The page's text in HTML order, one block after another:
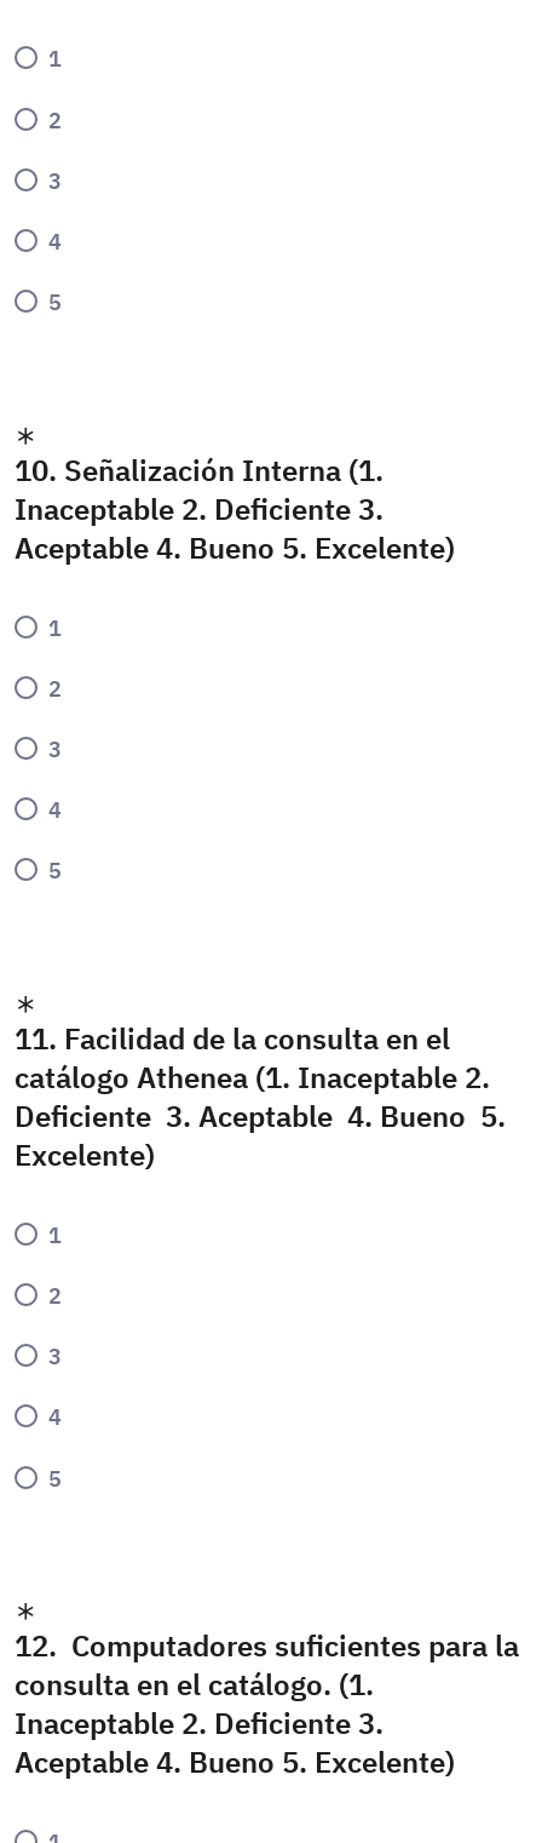
1
2
3
4
5
10. Señalización Interna (1.
Inaceptable 2. Deficiente 3.
Aceptable 4. Bueno 5. Excelente)
1
2
3
4
5
11. Facilidad de la consulta en el
catálogo Athenea (1. Inaceptable 2.
Deficiente 3. Aceptable 4. Bueno 5.
Excelente)
1
2
3
4
5
12. Computadores suficientes para la
consulta en el catálogo. (1.
Inaceptable 2. Deficiente 3.
Aceptable 4. Bueno 5. Excelente)